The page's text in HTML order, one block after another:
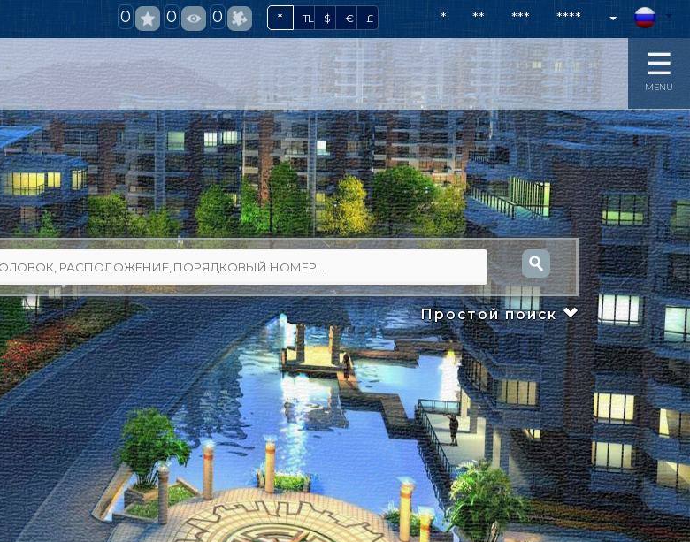
0 0 0 * TL $ € £ * ** *** ****
☰
MENU
Простой поиск